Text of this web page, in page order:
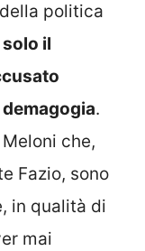
politica
il
.
che,
Fazio, sono
in qualità di
mai